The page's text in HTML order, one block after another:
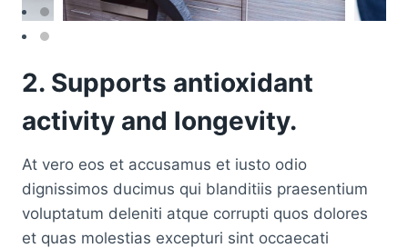
2. Supports antioxidant
activity and longevity.
At vero eos et accusamus et iusto odio
dignissimos ducimus qui blanditiis praesentium
voluptatum deleniti atque corrupti quos dolores
et quas molestias excepturi sint occaecati